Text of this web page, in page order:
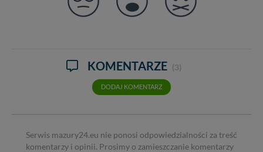
KOMENTARZE (3)
DODAJ KOMENTARZ
Serwis mazury24.eu nie ponosi odpowiedzialności za treść
komentarzy i opinii. Prosimy o zamieszczanie komentarzy